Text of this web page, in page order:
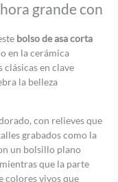
grande con
bolso de asa corta
en la cerámica
en clave
la belleza
con relieves que
grabados como la
un bolsillo plano
que la parte
colores vivos que